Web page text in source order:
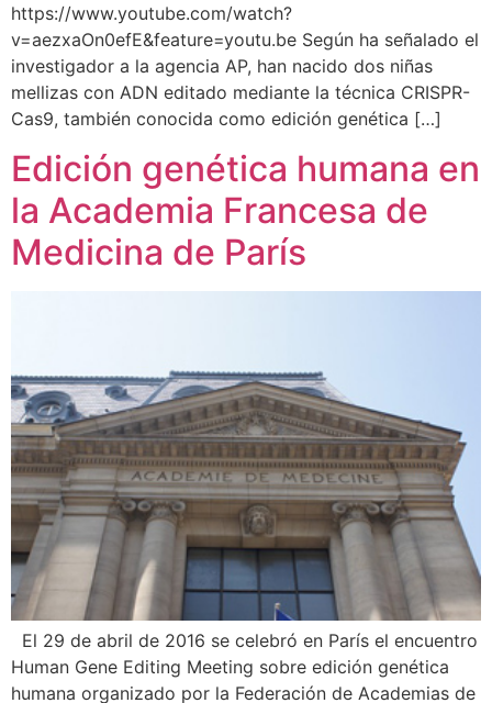
https://www.youtube.com/watch?
v=aezxaOn0efE&feature=youtu.be Según ha señalado el
investigador a la agencia AP, han nacido dos niñas
mellizas con ADN editado mediante la técnica CRISPR-
Cas9, también conocida como edición genética […]
Edición genética humana en
la Academia Francesa de
Medicina de París
El 29 de abril de 2016 se celebró en París el encuentro
Human Gene Editing Meeting sobre edición genética
humana organizado por la Federación de Academias de